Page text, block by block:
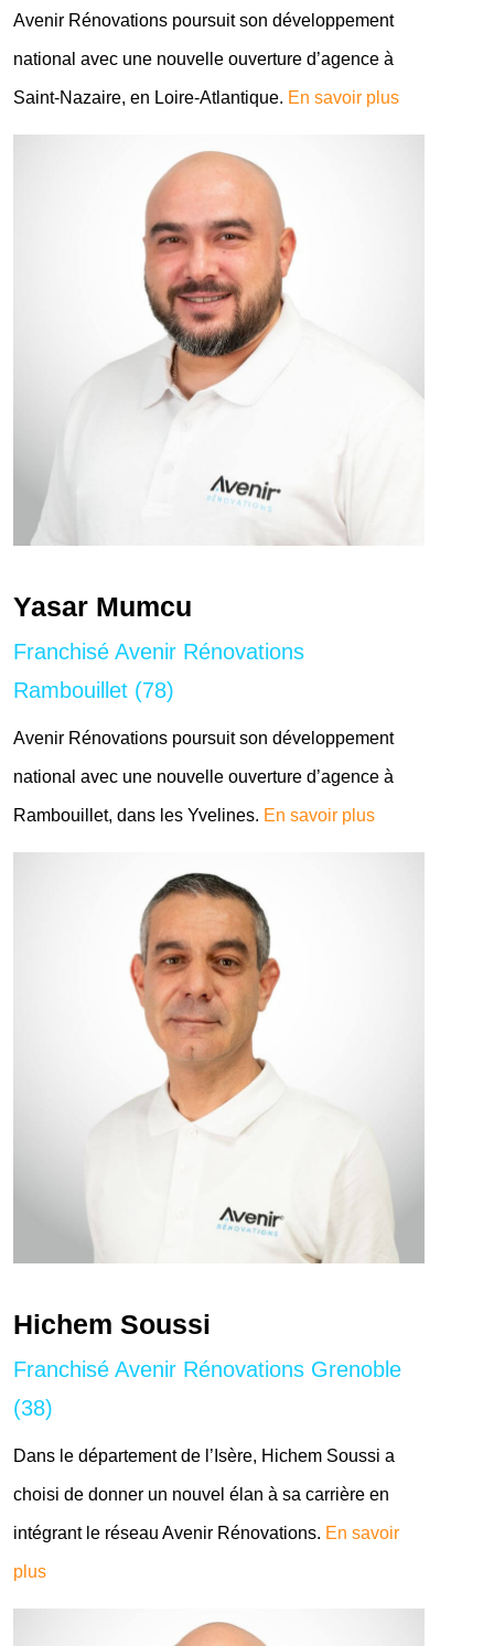
Avenir Rénovations poursuit son développement
national avec une nouvelle ouverture d’agence à
Saint-Nazaire, en Loire-Atlantique. En savoir plus
Yasar Mumcu
Franchisé Avenir Rénovations
Rambouillet (78)
Avenir Rénovations poursuit son développement
national avec une nouvelle ouverture d’agence à
Rambouillet, dans les Yvelines. En savoir plus
Hichem Soussi
Franchisé Avenir Rénovations Grenoble
(38)
Dans le département de l’Isère, Hichem Soussi a
choisi de donner un nouvel élan à sa carrière en
intégrant le réseau Avenir Rénovations. En savoir
plus